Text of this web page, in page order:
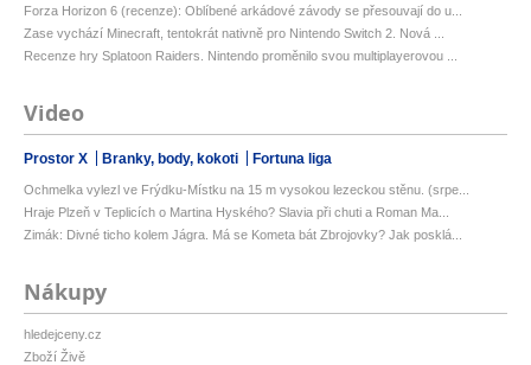
Forza Horizon 6 (recenze): Oblíbené arkádové závody se přesouvají do u...
Zase vychází Minecraft, tentokrát nativně pro Nintendo Switch 2. Nová ...
Recenze hry Splatoon Raiders. Nintendo proměnilo svou multiplayerovou ...
Video
Prostor X Branky, body, kokoti Fortuna liga
Ochmelka vylezl ve Frýdku-Místku na 15 m vysokou lezeckou stěnu. (srpe...
Hraje Plzeň v Teplicích o Martina Hyského? Slavia při chuti a Roman Ma...
Zimák: Divné ticho kolem Jágra. Má se Kometa bát Zbrojovky? Jak posklá...
Nákupy
hledejceny.cz
Zboží Živě